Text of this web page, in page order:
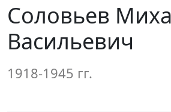
Соловьев
Васильевич
1918-1945 гг.